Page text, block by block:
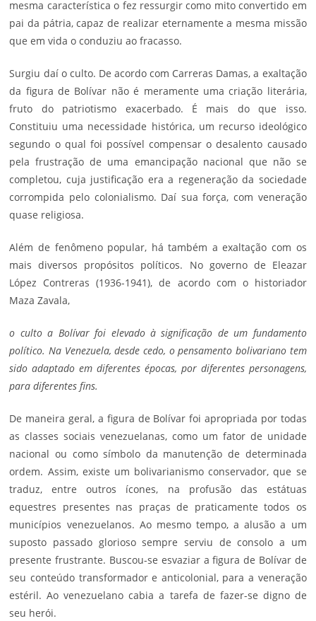
mesma característica o fez ressurgir como mito convertido em
pai da pátria, capaz de realizar eternamente a mesma missão
que em vida o conduziu ao fracasso.
Surgiu daí o culto. De acordo com Carreras Damas, a exaltação
da figura de Bolívar não é meramente uma criação literária,
fruto do patriotismo exacerbado. É mais do que isso.
Constituiu uma necessidade histórica, um recurso ideológico
segundo o qual foi possível compensar o desalento causado
pela frustração de uma emancipação nacional que não se
completou, cuja justificação era a regeneração da sociedade
corrompida pelo colonialismo. Daí sua força, com veneração
quase religiosa.
Além de fenômeno popular, há também a exaltação com os
mais diversos propósitos políticos. No governo de Eleazar
López Contreras (1936-1941), de acordo com o historiador
Maza Zavala,
o culto a Bolívar foi elevado à significação de um fundamento
político. Na Venezuela, desde cedo, o pensamento bolivariano tem
sido adaptado em diferentes épocas, por diferentes personagens,
para diferentes fins.
De maneira geral, a figura de Bolívar foi apropriada por todas
as classes sociais venezuelanas, como um fator de unidade
nacional ou como símbolo da manutenção de determinada
ordem. Assim, existe um bolivarianismo conservador, que se
traduz, entre outros ícones, na profusão das estátuas
equestres presentes nas praças de praticamente todos os
municípios venezuelanos. Ao mesmo tempo, a alusão a um
suposto passado glorioso sempre serviu de consolo a um
presente frustrante. Buscou-se esvaziar a figura de Bolívar de
seu conteúdo transformador e anticolonial, para a veneração
estéril. Ao venezuelano cabia a tarefa de fazer-se digno de
seu herói.